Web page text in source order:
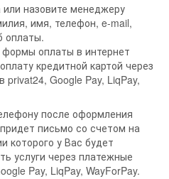
назовите менеджеру
имя, телефон, e-mail,
оплаты.
формы оплаты в интернет
кредитной картой через
Google Pay, LiqPay,
после оформления
письмо со счетом на
которого у Вас будет
услуги через платежные
Pay, LiqPay, WayForPay.